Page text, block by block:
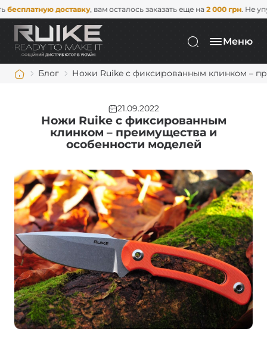
, вам осталось заказать еще на2 000 грн. Не упустите эту
Меню
Блог Ножи Ruike с фиксированным клинком –
21.09.2022
Ножи Ruike с фиксированным
клинком – преимущества и
особенности моделей